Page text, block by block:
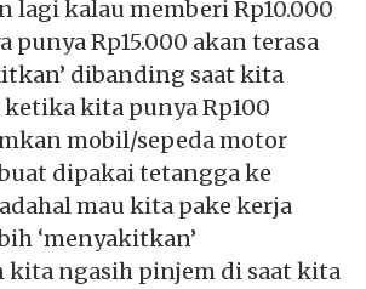
lagi kalau memberi Rp10.000
punya Rp15.000 akan terasa
dibanding saat kita
ketika kita punya Rp100
mobil/sepeda motor
dipakai tetangga ke
mau kita pake kerja
‘menyakitkan’
ngasih pinjem di saat kita